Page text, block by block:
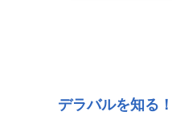
デラバルを知る